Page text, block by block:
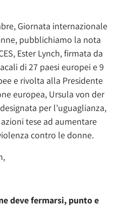
Giornata internazionale
pubblichiamo la nota
Ester Lynch, firmata da
di 27 paesi europei e 9
e rivolta alla Presidente
europea, Ursula von der
per l’uguaglianza,
tese ad aumentare
contro le donne.
deve fermarsi, punto e